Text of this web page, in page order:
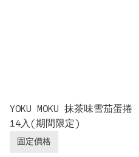
YOKU MOKU 抹茶味雪茄蛋捲
14入(期間限定)
固定價格